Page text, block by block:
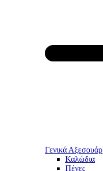
Γενικά Αξεσουάρ
Καλώδια
Πένες